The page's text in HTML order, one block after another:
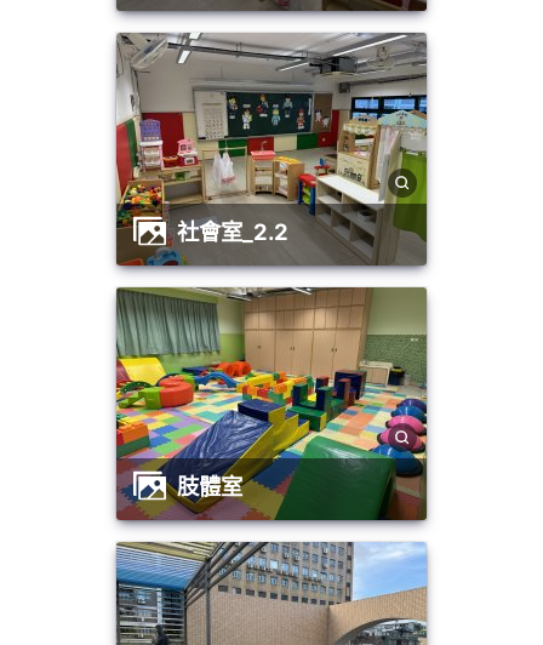
社會室_2.2
肢體室